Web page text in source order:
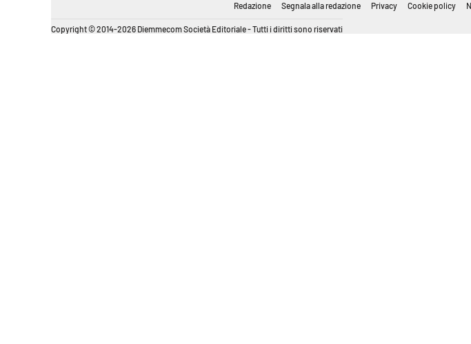
Redazione Segnala alla redazione Privacy Cookie policy
Copyright © 2014-2026 Diemmecom Società Editoriale - Tutti i diritti sono riservati